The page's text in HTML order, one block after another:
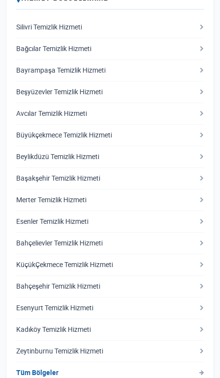
Silivri Temizlik Hizmeti
Bağcılar Temizlik Hizmeti
Bayrampaşa Temizlik Hizmeti
Beşyüzevler Temizlik Hizmeti
Avcılar Temizlik Hizmeti
Büyükçekmece Temizlik Hizmeti
Beylikdüzü Temizlik Hizmeti
Başakşehir Temizlik Hizmeti
Merter Temizlik Hizmeti
Esenler Temizlik Hizmeti
Bahçelievler Temizlik Hizmeti
KüçükÇekmece Temizlik Hizmeti
Bahçeşehir Temizlik Hizmeti
Esenyurt Temizlik Hizmeti
Kadıköy Temizlik Hizmeti
Zeytinburnu Temizlik Hizmeti
Tüm Bölgeler